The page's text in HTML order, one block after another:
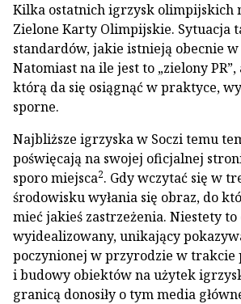
Kilka ostatnich igrzysk olimpijskich
Zielone Karty Olimpijskie. Sytuacja
standardów, jakie istnieją obecnie
Natomiast na ile jest to „zielony
którą da się osiągnąć w praktyce,
sporne.
Najbliższe igrzyska w Soczi temu
poświęcają na swojej oficjalnej
sporo miejsca2. Gdy wczytać się w
środowisku wyłania się obraz, do
mieć jakieś zastrzeżenia. Niestety to
wyidealizowany, unikający
poczynionej w przyrodzie w trakcie
i budowy obiektów na użytek
granicą donosiły o tym media